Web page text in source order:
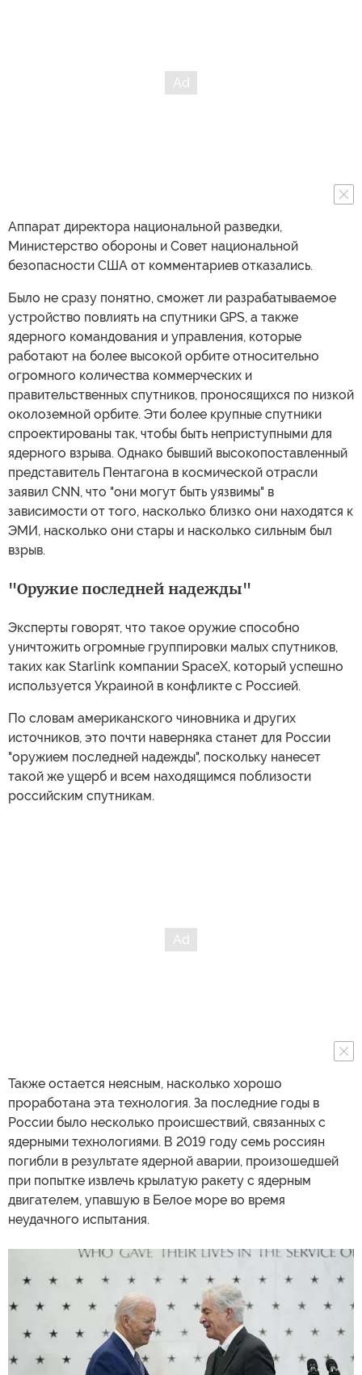
Аппарат директора национальной разведки,
Министерство обороны и Совет национальной
безопасности США от комментариев отказались.
Было не сразу понятно, сможет ли разрабатываемое
устройство повлиять на спутники GPS, а также
ядерного командования и управления, которые
работают на более высокой орбите относительно
огромного количества коммерческих и
правительственных спутников, проносящихся по низкой
околоземной орбите. Эти более крупные спутники
спроектированы так, чтобы быть неприступными для
ядерного взрыва. Однако бывший высокопоставленный
представитель Пентагона в космической отрасли
заявил CNN, что "они могут быть уязвимы" в
зависимости от того, насколько близко они находятся к
ЭМИ, насколько они стары и насколько сильным был
взрыв.
"Оружие последней надежды"
Эксперты говорят, что такое оружие способно
уничтожить огромные группировки малых спутников,
таких как Starlink компании SpaceX, который успешно
используется Украиной в конфликте с Россией.
По словам американского чиновника и других
источников, это почти наверняка станет для России
"оружием последней надежды", поскольку нанесет
такой же ущерб и всем находящимся поблизости
российским спутникам.
Также остается неясным, насколько хорошо
проработана эта технология. За последние годы в
России было несколько происшествий, связанных с
ядерными технологиями. В 2019 году семь россиян
погибли в результате ядерной аварии, произошедшей
при попытке извлечь крылатую ракету с ядерным
двигателем, упавшую в Белое море во время
неудачного испытания.